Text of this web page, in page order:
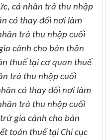
cá nhân trả thu nhập
có thay đổi nơi làm
trả thu nhập cuối
cảnh cho bản thân
thuế tại cơ quan thuế
trả thu nhập cuối
có thay đổi nơi làm
trả thu nhập cuối
gia cảnh cho bản
toán thuế tại Chi cục